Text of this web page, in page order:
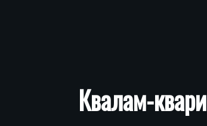
Квалам-квари